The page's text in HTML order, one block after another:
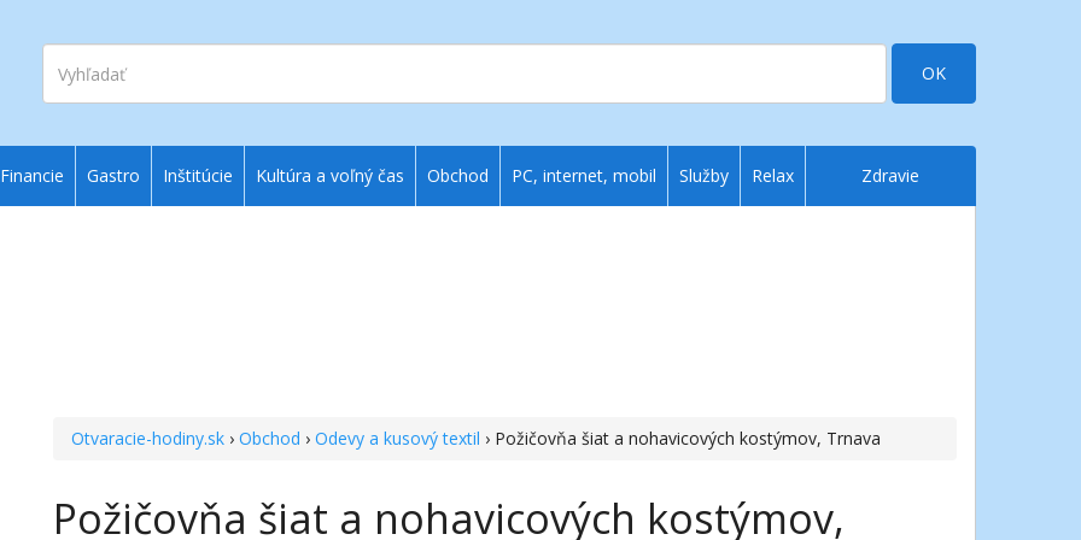
Vyhľadať
OK
Otvaracie-hodiny.sk ›Obchod ›Odevy a kusový textil › Požičovňa šiat a nohavicových kostýmov, Trnava
Požičovňa šiat a nohavicových kostýmov,
Financie Gastro Inštitúcie Kultúra a voľný čas Obchod PC, internet, mobil Služby Relax Zdravie